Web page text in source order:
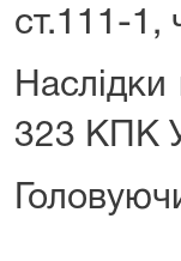
ст.111-1,
323 КПК